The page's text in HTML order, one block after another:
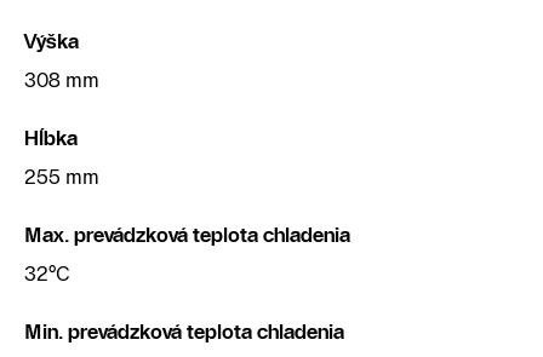
Výška
308 mm
Hĺbka
255 mm
Max. prevádzková teplota chladenia
32°C
Min. prevádzková teplota chladenia